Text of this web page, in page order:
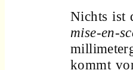
Nichts ist
mise-en-
kommt